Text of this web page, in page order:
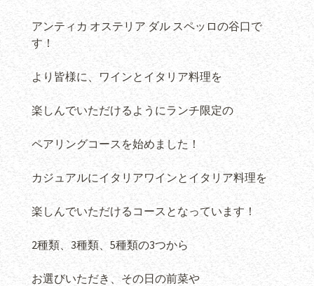
アンティカ オステリア ダル スペッロの谷口で
す！
より皆様に、ワインとイタリア料理を
楽しんでいただけるようにランチ限定の
ペアリングコースを始めました！
カジュアルにイタリアワインとイタリア料理を
楽しんでいただけるコースとなっています！
2種類、3種類、5種類の3つから
お選びいただき、その日の前菜や